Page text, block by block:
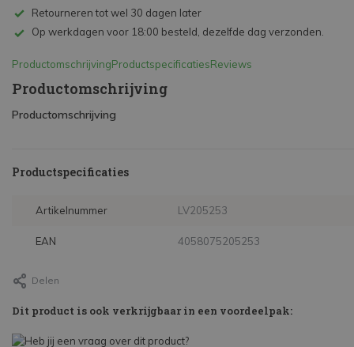
Retourneren tot wel 30 dagen later
Op werkdagen voor 18:00 besteld, dezelfde dag verzonden.
ProductomschrijvingProductspecificatiesReviews
Productomschrijving
Productomschrijving
Productspecificaties
Artikelnummer LV205253
EAN 4058075205253
Delen
Dit product is ook verkrijgbaar in een voordeelpak: